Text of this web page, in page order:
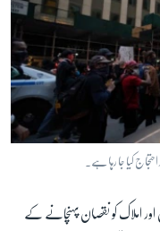
کیا جا رہا ہے۔
املاک کو نقصان پہنچانے کے